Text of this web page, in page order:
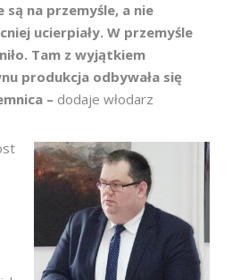
na przemyśle, a nie
ucierpiały. W przemyśle
Tam z wyjątkiem
produkcja odbywała się
– dodaje włodarz